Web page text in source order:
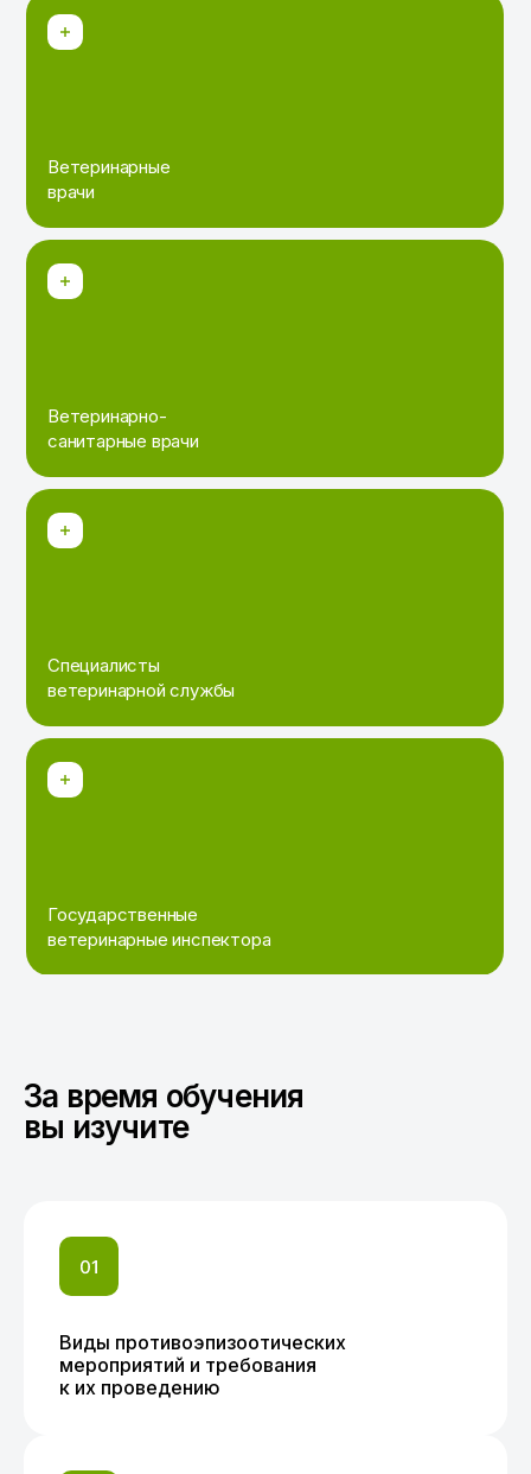
Ветеринарные
врачи
Ветеринарно-
санитарные врачи
Специалисты
ветеринарной службы
Государственные
ветеринарные инспектора
За время обучения
вы изучите
Виды противоэпизоотических
мероприятий и требования
к их проведению